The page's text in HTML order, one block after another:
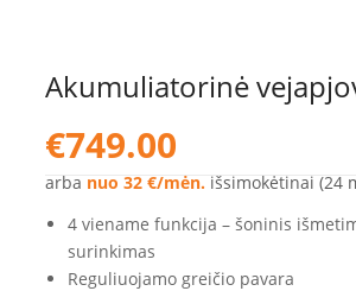
Akumuliatorinė
€749.00
arba nuo 32 €/mėn. išsimokėtinai (24
4 viename funkcija – šoninis
surinkimas
Reguliuojamo greičio pavara